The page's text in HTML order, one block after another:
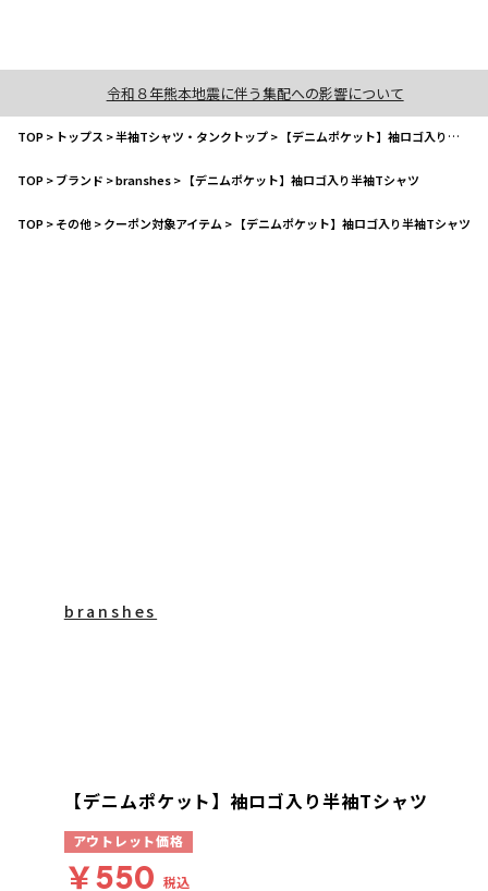
令和８年熊本地震に伴う集配への影響について
TOP> トップス >半袖Tシャツ・タンクトップ> 【デニムポケット】袖ロゴ入り半袖Tシャツ
TOP>ブランド >branshes> 【デニムポケット】袖ロゴ入り半袖Tシャツ
TOP>その他>クーポン対象アイテム > 【デニムポケット】袖ロゴ入り半袖Tシャツ
branshes
【デニムポケット】袖ロゴ入り半袖Tシャツ
アウトレット価格
￥550 税込